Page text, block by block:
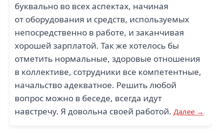
буквально во всех аспектах, начиная
от оборудования и средств, используемых
непосредственно в работе, и заканчивая
хорошей зарплатой. Так же хотелось бы
отметить нормальные, здоровые отношения
в коллективе, сотрудники все компетентные,
начальство адекватное. Решить любой
вопрос можно в беседе, всегда идут
навстречу. Я довольна своей работой. Далее →